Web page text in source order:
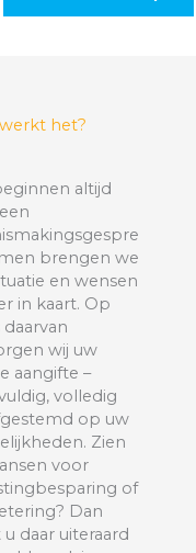
het?
altijd
brengen we
en wensen
in kaart. Op
daarvan
wij uw
aangifte –
volledig
op uw
Zien
voor
of
Dan
u daar uiteraard